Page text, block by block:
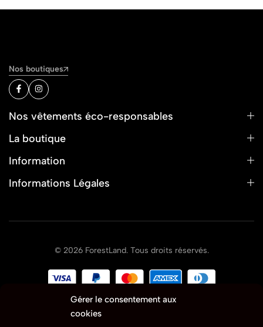
Gérer le consentement aux
cookies
Nos boutiques
Nos vêtements éco-responsables
La boutique
Information
Informations Légales
© 2026 ForestLand. Tous droits réservés.